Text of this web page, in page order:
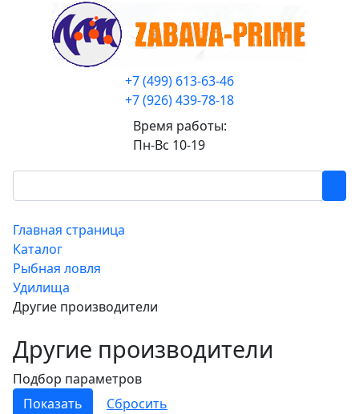
+7 (499) 613-63-46
+7 (926) 439-78-18
Время работы:
Пн-Вс 10-19
Главная страница
Каталог
Рыбная ловля
Удилища
Другие производители
Другие производители
Подбор параметров